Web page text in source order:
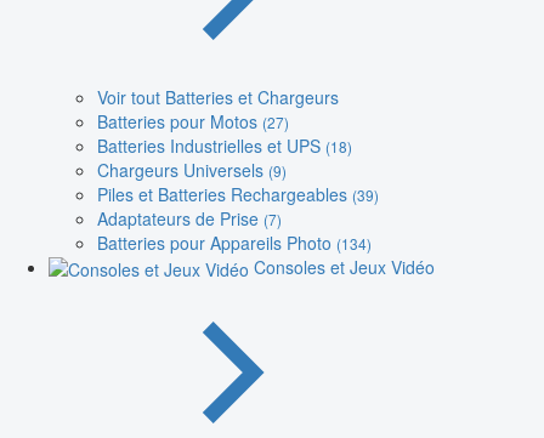
Voir tout Batteries et Chargeurs
Batteries pour Motos (27)
Batteries Industrielles et UPS (18)
Chargeurs Universels (9)
Piles et Batteries Rechargeables (39)
Adaptateurs de Prise (7)
Batteries pour Appareils Photo (134)
Consoles et Jeux Vidéo